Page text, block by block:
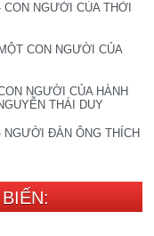
NGƯỜI CỦA THỜI
CON NGƯỜI CỦA
NGƯỜI CỦA HÀNH
THÁI DUY
ĐÀN ÔNG THÍCH